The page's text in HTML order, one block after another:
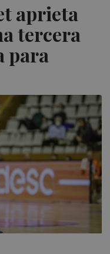
aprieta
tercera
para